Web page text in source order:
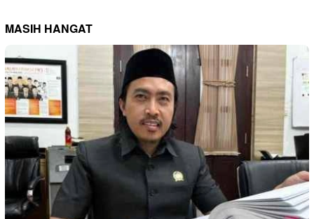
MASIH HANGAT